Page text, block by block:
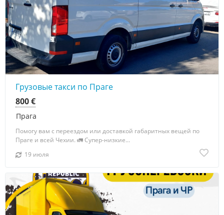
Грузовые такси по Праге
Прага
800 €
Помогу вам с переездом или доставкой габаритных вещей по
Праге и всей Чехии. 🚛 Супер-низкие...
19 июля